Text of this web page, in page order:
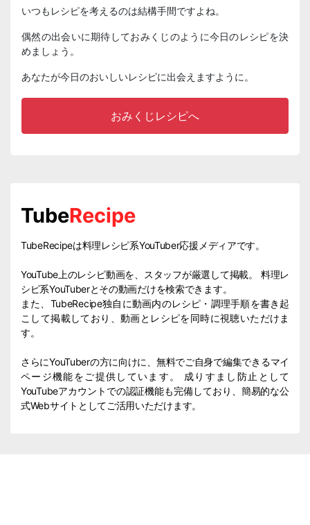
いつもレシピを考えるのは結構手間ですよね。
偶然の出会いに期待しておみくじのように今日のレシピを決
めましょう。
あなたが今日のおいしいレシピに出会えますように。
おみくじレシピへ
TubeRecipe
TubeRecipeは料理レシピ系YouTuber応援メディアです。
YouTube上のレシピ動画を、スタッフが厳選して掲載。 料理レ
シピ系YouTuberとその動画だけを検索できます。
また、TubeRecipe独自に動画内のレシピ・調理手順を書き起
こして掲載しており、動画とレシピを同時に視聴いただけま
す。
さらにYouTuberの方に向けに、無料でご自身で編集できるマイ
ページ機能をご提供しています。 成りすまし防止として
YouTubeアカウントでの認証機能も完備しており、簡易的な公
式Webサイトとしてご活用いただけます。